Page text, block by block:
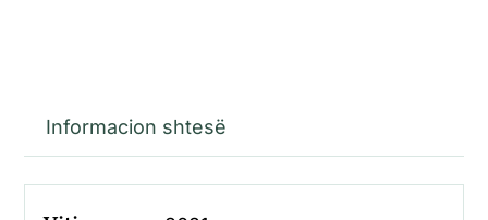
Informacion shtesë